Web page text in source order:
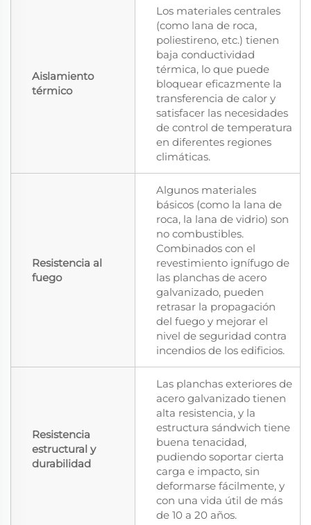
Aislamiento
térmico
Los materiales centrales
(como lana de roca,
poliestireno, etc.) tienen
baja conductividad
térmica, lo que puede
bloquear eficazmente la
transferencia de calor y
satisfacer las necesidades
de control de temperatura
en diferentes regiones
climáticas.
Resistencia al
fuego
Algunos materiales
básicos (como la lana de
roca, la lana de vidrio) son
no combustibles.
Combinados con el
revestimiento ignífugo de
las planchas de acero
galvanizado, pueden
retrasar la propagación
del fuego y mejorar el
nivel de seguridad contra
incendios de los edificios.
Resistencia
estructural y
durabilidad
Las planchas exteriores de
acero galvanizado tienen
alta resistencia, y la
estructura sándwich tiene
buena tenacidad,
pudiendo soportar cierta
carga e impacto, sin
deformarse fácilmente, y
con una vida útil de más
de 10 a 20 años.